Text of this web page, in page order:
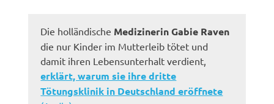
Die holländische Medizinerin Gabie Raven
die nur Kinder im Mutterleib tötet und
damit ihren Lebensunterhalt verdient,
erklärt, warum sie ihre dritte
Tötungsklinik in Deutschland eröffnete